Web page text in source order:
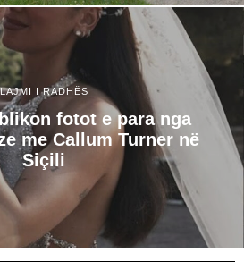
LAJMI I RADHËS
fotot e para nga
me Callum Turner në
Siçili